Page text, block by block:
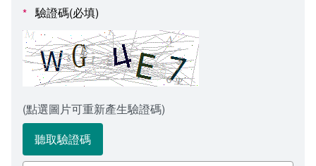
人事室
諮詢信箱進度查詢
* 驗證碼(必填)
(點選圖片可重新產生驗證碼)
聽取驗證碼